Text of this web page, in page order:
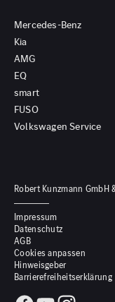
Mercedes-Benz
Kia
AMG
EQ
smart
FUSO
Volkswagen Service
Robert Kunzmann GmbH
Impressum
Datenschutz
AGB
Cookies anpassen
Hinweisgeber
Barrierefreiheitserklärung